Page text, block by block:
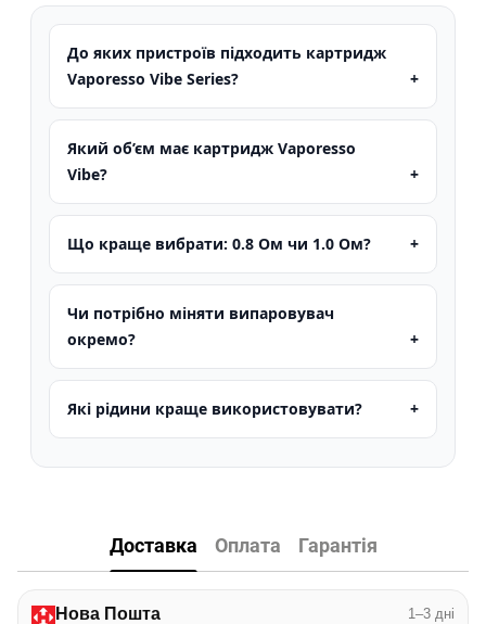
До яких пристроїв підходить картридж
Vaporesso Vibe Series?
Який об’єм має картридж Vaporesso
Vibe?
Що краще вибрати: 0.8 Ом чи 1.0 Ом?
Чи потрібно міняти випаровувач
окремо?
Які рідини краще використовувати?
Доставка Оплата Гарантія
Нова Пошта 1–3 дні